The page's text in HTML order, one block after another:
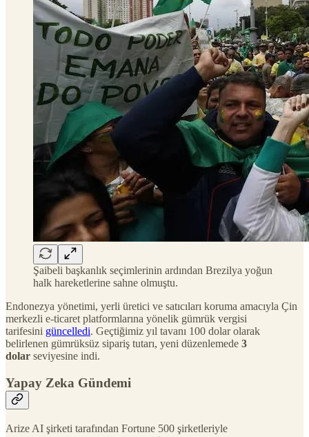
Şaibeli başkanlık seçimlerinin ardından Brezilya yoğun
halk hareketlerine sahne olmuştu.
Endonezya yönetimi, yerli üretici ve satıcıları koruma amacıyla Çin
merkezli e-ticaret platformlarına yönelik gümrük vergisi
tarifesini güncelledi. Geçtiğimiz yıl tavanı 100 dolar olarak
belirlenen gümrüksüz sipariş tutarı, yeni düzenlemede 3
dolar seviyesine indi.
Yapay Zeka Gündemi
Arize AI şirketi tarafından Fortune 500 şirketleriyle